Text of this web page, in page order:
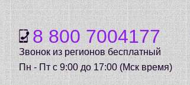
8 800 7004177
Звонок из регионов бесплатный
Пн - Пт с 9:00 до 17:00 (Мск время)